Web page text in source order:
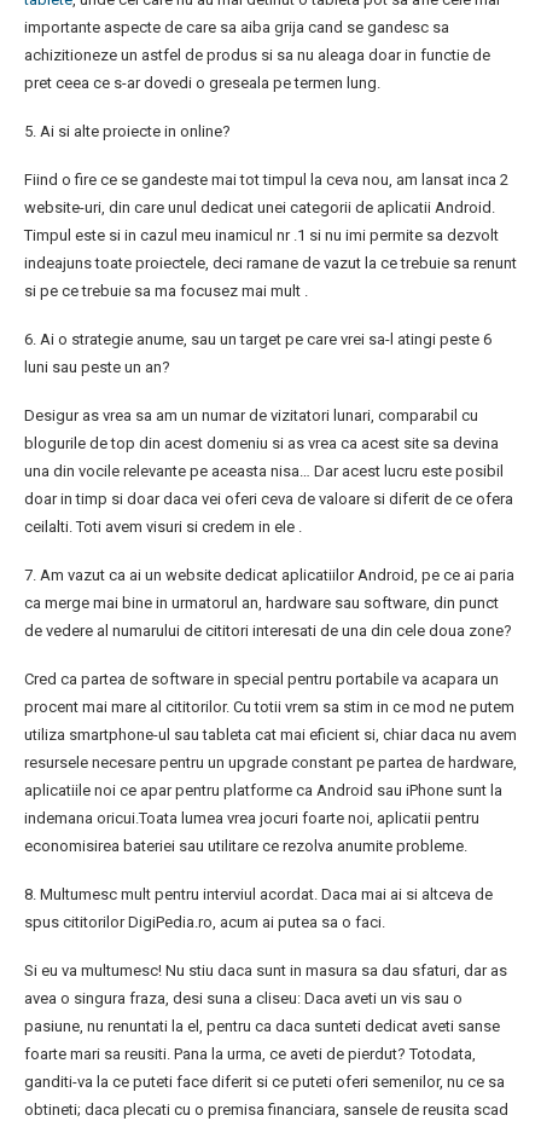
importante aspecte de care sa aiba grija cand se gandesc sa
achizitioneze un astfel de produs si sa nu aleaga doar in functie de
pret ceea ce s-ar dovedi o greseala pe termen lung.
5. Ai si alte proiecte in online?
Fiind o fire ce se gandeste mai tot timpul la ceva nou, am lansat inca 2
website-uri, din care unul dedicat unei categorii de aplicatii Android.
Timpul este si in cazul meu inamicul nr .1 si nu imi permite sa dezvolt
indeajuns toate proiectele, deci ramane de vazut la ce trebuie sa renunt
si pe ce trebuie sa ma focusez mai mult .
6. Ai o strategie anume, sau un target pe care vrei sa-l atingi peste 6
luni sau peste un an?
Desigur as vrea sa am un numar de vizitatori lunari, comparabil cu
blogurile de top din acest domeniu si as vrea ca acest site sa devina
una din vocile relevante pe aceasta nisa… Dar acest lucru este posibil
doar in timp si doar daca vei oferi ceva de valoare si diferit de ce ofera
ceilalti. Toti avem visuri si credem in ele .
7. Am vazut ca ai un website dedicat aplicatiilor Android, pe ce ai paria
ca merge mai bine in urmatorul an, hardware sau software, din punct
de vedere al numarului de cititori interesati de una din cele doua zone?
Cred ca partea de software in special pentru portabile va acapara un
procent mai mare al cititorilor. Cu totii vrem sa stim in ce mod ne putem
utiliza smartphone-ul sau tableta cat mai eficient si, chiar daca nu avem
resursele necesare pentru un upgrade constant pe partea de hardware,
aplicatiile noi ce apar pentru platforme ca Android sau iPhone sunt la
indemana oricui.Toata lumea vrea jocuri foarte noi, aplicatii pentru
economisirea bateriei sau utilitare ce rezolva anumite probleme.
8. Multumesc mult pentru interviul acordat. Daca mai ai si altceva de
spus cititorilor DigiPedia.ro, acum ai putea sa o faci.
Si eu va multumesc! Nu stiu daca sunt in masura sa dau sfaturi, dar as
avea o singura fraza, desi suna a cliseu: Daca aveti un vis sau o
pasiune, nu renuntati la el, pentru ca daca sunteti dedicat aveti sanse
foarte mari sa reusiti. Pana la urma, ce aveti de pierdut? Totodata,
ganditi-va la ce puteti face diferit si ce puteti oferi semenilor, nu ce sa
obtineti; daca plecati cu o premisa financiara, sansele de reusita scad